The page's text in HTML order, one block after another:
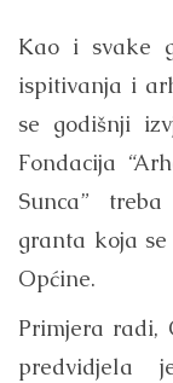
Kao i svake
ispitivanja i
se godišnji
Fondacija
Sunca”
granta koja
Općine.
Primjera radi,
predvidjela